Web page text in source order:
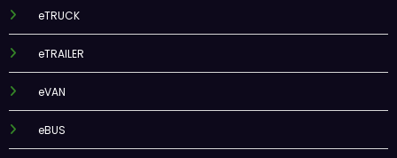
eTRUCK
eTRAILER
eVAN
eBUS